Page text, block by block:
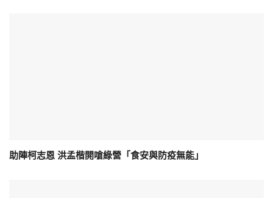
助陣柯志恩 洪孟楷開嗆綠營「食安與防疫無能」